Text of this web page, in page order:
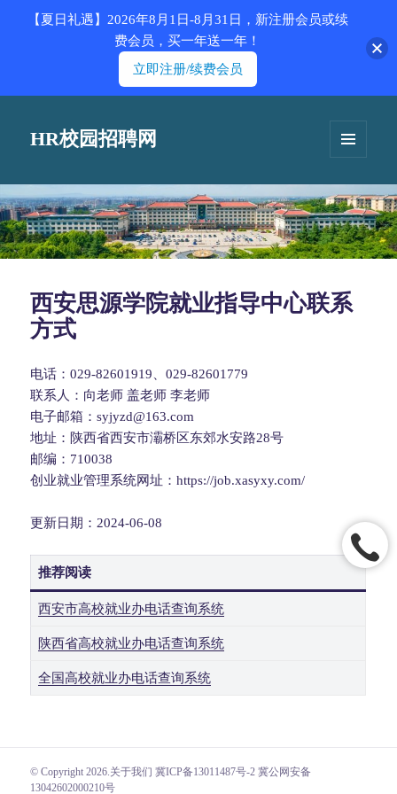
HR校园招聘网
西安思源学院就业指导中心联系
方式
电话：029-82601919、029-82601779
联系人：向老师 盖老师 李老师
电子邮箱：syjyzd@163.com
地址：陕西省西安市灞桥区东郊水安路28号
邮编：710038
创业就业管理系统网址：https://job.xasyxy.com/
更新日期：2024-06-08
推荐阅读
西安市高校就业办电话查询系统
陕西省高校就业办电话查询系统
全国高校就业办电话查询系统
© Copyright 2026. 关于我们 冀ICP备13011487号-2 冀公网安备
13042602000210号
【夏日礼遇】2026年8月1日-8月31日，新注册会员或续
费会员，买一年送一年！
立即注册/续费会员